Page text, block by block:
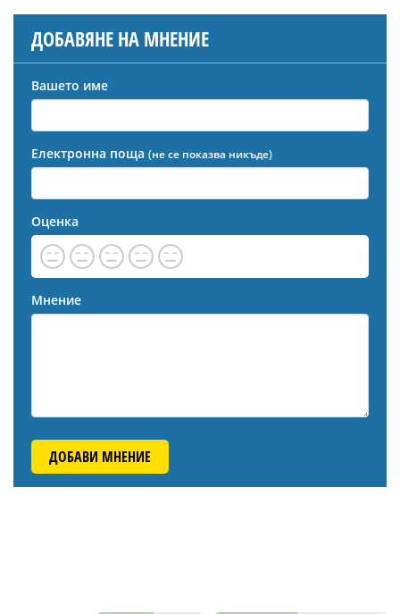
ДОБАВЯНЕ НА МНЕНИЕ
Вашето име
Електронна поща (не се показва никъде)
Оценка
Мнение
ДОБАВИ МНЕНИЕ